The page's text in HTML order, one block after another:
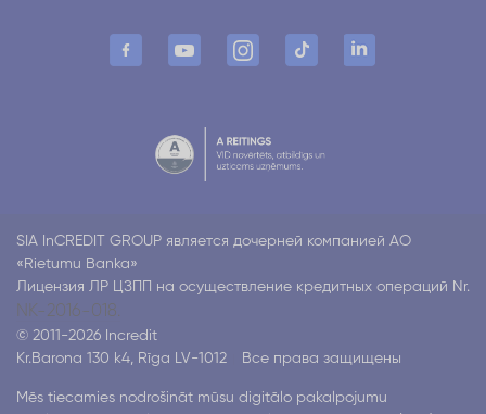
SIA InCREDIT GROUP является дочерней компанией АО
«Rietumu Banka»
Лицензия ЛР ЦЗПП на осуществление кредитных операций Nr.
NK-2016-018.
© 2011-2026 Incredit
Kr.Barona 130 k4, Rīga LV-1012
Все права защищены
Mēs tiecamies nodrošināt mūsu digitālo pakalpojumu